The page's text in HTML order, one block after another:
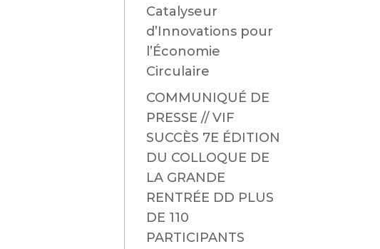
Catalyseur
d’Innovations pour
l’Économie
Circulaire
COMMUNIQUÉ DE
PRESSE // VIF
SUCCÈS 7E ÉDITION
DU COLLOQUE DE
LA GRANDE
RENTRÉE DD PLUS
DE 110
PARTICIPANTS